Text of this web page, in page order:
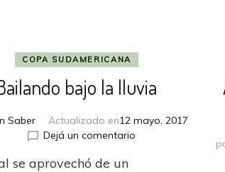
COPA SUDAMERICANA
bajo la lluvia
Saber Actualizado en12 mayo, 2017
Dejá un comentario
se aprovechó de un